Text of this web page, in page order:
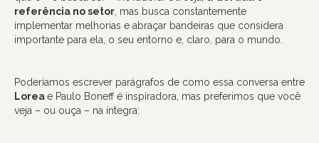
referência no setor , mas busca constantemente
implementar melhorias e abraçar bandeiras que considera
importante para ela, o seu entorno e, claro, para o mundo.
Poderíamos escrever parágrafos de como essa conversa entre
Loreae Paulo Boneff é inspiradora, mas preferimos que você
veja – ou ouça – na íntegra: